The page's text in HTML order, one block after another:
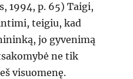
1994, p. 65) Taigi,
teigiu, kad
jo gyvenimą
ne tik
visuomenę.